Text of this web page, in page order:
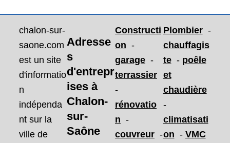
chalon-sur-
saone.com
est un site
d'informatio
n
indépenda
nt sur la
ville de
Adresse
s
d'entrepr
isesà
Chalon-
sur-
Saône
Constructi
on -
garage -
terrassier
-
rénovatio
n -
couvreur -
Plombier -
chauffagis
te - poêle
et
chaudière
-
climatisati
on - VMC